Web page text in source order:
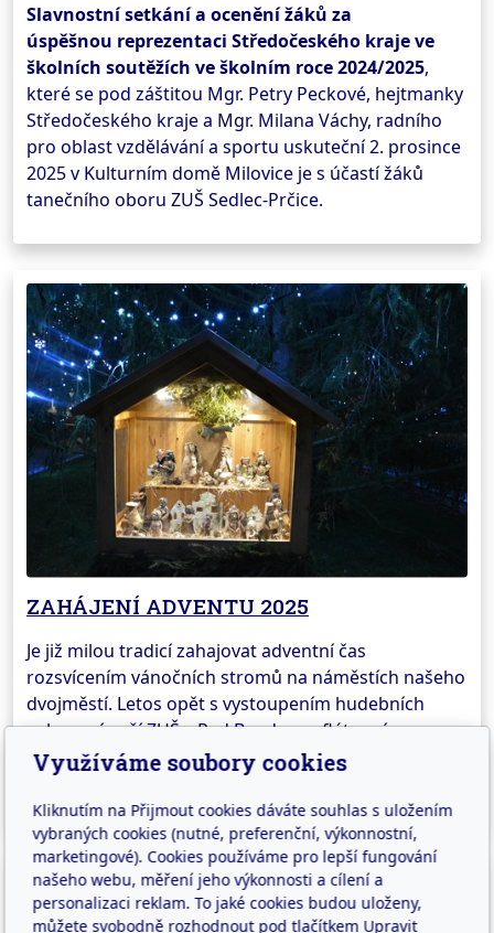
Slavnostní setkání a ocenění žáků za
úspěšnou reprezentaci Středočeského kraje ve
školních soutěžích ve školním roce 2024/2025,
které se pod záštitou Mgr. Petry Peckové, hejtmanky
Středočeského kraje a Mgr. Milana Váchy, radního
pro oblast vzdělávání a sportu uskuteční 2. prosince
2025 v Kulturním domě Milovice je s účastí žáků
tanečního oboru ZUŠ Sedlec-Prčice.
ZAHÁJENÍ ADVENTU 2025
Je již milou tradicí zahajovat adventní čas
rozsvícením vánočních stromů na náměstích našeho
dvojměstí. Letos opět s vystoupením hudebních
uskupení naší ZUŠ – Red Bandem a flétnovým
souborem. Těšit se můžete také na osvětlený
keramický betlém z rukou žáků výtvarného oboru.
Využíváme soubory cookies
Kliknutím na Přijmout cookies dáváte souhlas s uložením
vybraných cookies (nutné, preferenční, výkonnostní,
marketingové). Cookies používáme pro lepší fungování
našeho webu, měření jeho výkonnosti a cílení a
personalizaci reklam. To jaké cookies budou uloženy,
můžete svobodně rozhodnout pod tlačítkem Upravit